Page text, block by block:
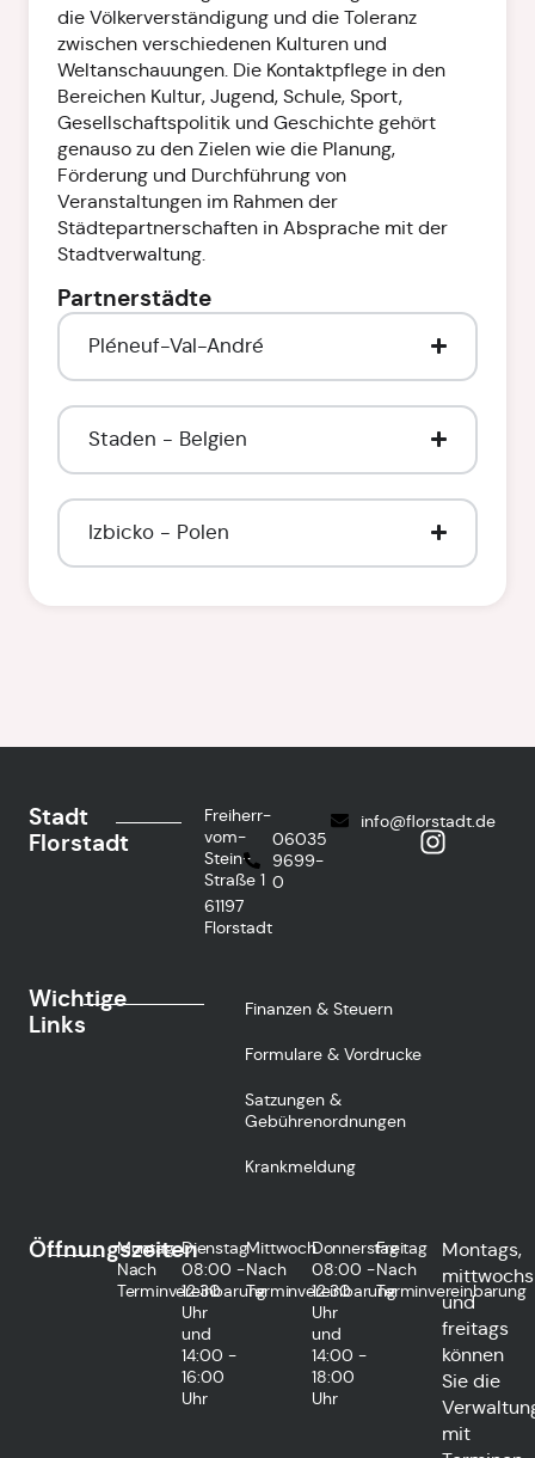
die Völkerverständigung und die Toleranz
zwischen verschiedenen Kulturen und
Weltanschauungen. Die Kontaktpflege in den
Bereichen Kultur, Jugend, Schule, Sport,
Gesellschaftspolitik und Geschichte gehört
genauso zu den Zielen wie die Planung,
Förderung und Durchführung von
Veranstaltungen im Rahmen der
Städtepartnerschaften in Absprache mit der
Stadtverwaltung.
Partnerstädte
Pléneuf-Val-André
Staden - Belgien
Izbicko - Polen
Stadt
Florstadt
Freiherr-
vom-
Stein-
Straße 1
61197
Florstadt
06035
9699-
0
info@florstadt.de
Wichtige
Links
Finanzen & Steuern
Formulare & Vordrucke
Satzungen &
Gebührenordnungen
Krankmeldung
Öffnungszeiten
Montag
Nach
Terminvereinbarung
Dienstag
08:00 -
12:30
Uhr
und
14:00 -
16:00
Uhr
Mittwoch
Nach
Terminvereinbarung
Donnerstag
08:00 -
12:30
Uhr
und
14:00 -
18:00
Uhr
Freitag
Nach
Terminvereinbarung
Montags,
mittwochs
und
freitags
können
Sie die
mit